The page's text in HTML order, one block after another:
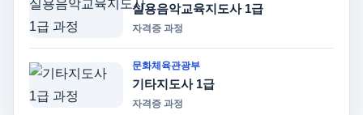
실용음악교육지도사 1급
자격증 과정
문화체육관광부
기타지도사 1급
자격증 과정